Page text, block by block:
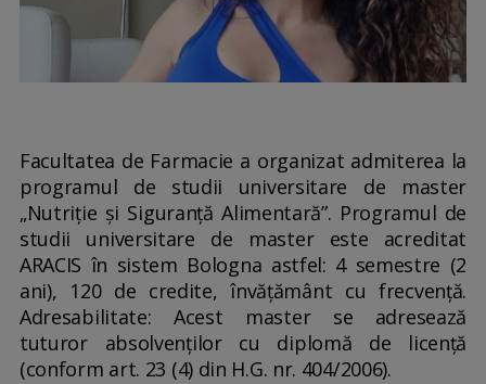
Facultatea de Farmacie a organizat admiterea la
programul de studii universitare de master
„Nutriție și Siguranță Alimentară”. Programul de
studii universitare de master este acreditat
ARACIS în sistem Bologna astfel: 4 semestre (2
ani), 120 de credite, învățământ cu frecvență.
Adresabilitate: Acest master se adresează
tuturor absolvenţilor cu diplomă de licenţă
(conform art. 23 (4) din H.G. nr. 404/2006).